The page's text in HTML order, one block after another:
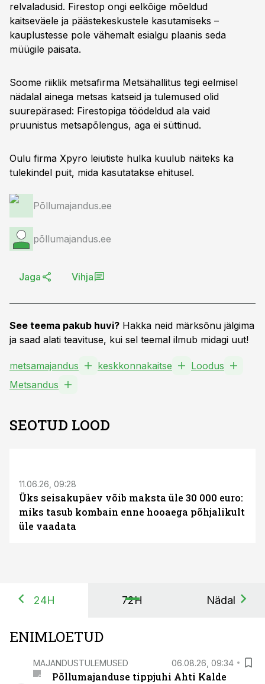
relvaladusid. Firestop ongi eelkõige mõeldud
kaitseväele ja päästekeskustele kasutamiseks –
kauplustesse pole vähemalt esialgu plaanis seda
müügile paisata.
Soome riiklik metsafirma Metsähallitus tegi eelmisel
nädalal ainega metsas katseid ja tulemused olid
suurepärased: Firestopiga töödeldud ala vaid
pruunistus metsapõlengus, aga ei süttinud.
Oulu firma Xpyro leiutiste hulka kuulub näiteks ka
tulekindel puit, mida kasutatakse ehitusel.
Põllumajandus.ee
põllumajandus.ee
Jaga Vihja
See teema pakub huvi? Hakka neid märksõnu jälgima
ja saad alati teavituse, kui sel teemal ilmub midagi uut!
metsamajandus keskkonnakaitse
Loodus
Metsandus
SEOTUD LOOD
11.06.26, 09:28
Üks seisakupäev võib maksta üle 30 000 euro:
miks tasub kombain enne hooaega põhjalikult
üle vaadata
24H 72H Nädal
ENIMLOETUD
MAJANDUSTULEMUSED 06.08.26, 09:34
Põllumajanduse tippjuhi Ahti Kalde